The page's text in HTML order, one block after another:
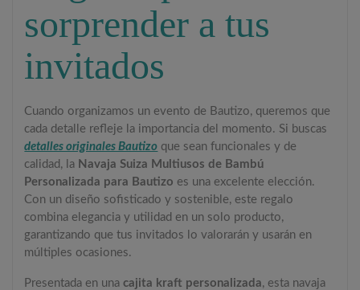
sorprender a tus
invitados
Cuando organizamos un evento de Bautizo, queremos que
cada detalle refleje la importancia del momento. Si buscas
detalles originales Bautizo que sean funcionales y de
calidad, la Navaja Suiza Multiusos de Bambú
Personalizada para Bautizo es una excelente elección.
Con un diseño sofisticado y sostenible, este regalo
combina elegancia y utilidad en un solo producto,
garantizando que tus invitados lo valorarán y usarán en
múltiples ocasiones.
Presentada en unacajita kraft personalizada, esta navaja